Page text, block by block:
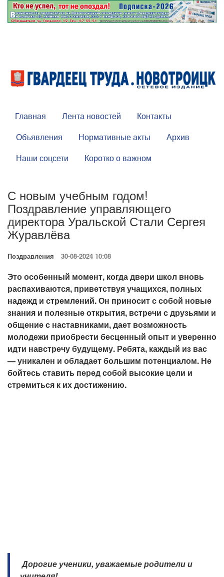
Главная Лента новостей
Контакты
Объявления
Нормативные акты
Архив
Наши соцсети
Коротко о важном
С новым учебным годом!
Поздравление управляющего
директора Уральской Стали Сергея
Журавлёва
Поздравления 30-08-2024 10:08
Это особенный момент, когда двери школ вновь
распахиваются, приветствуя учащихся, полных
надежд и стремлений. Он приносит с собой новые
знания и полезные открытия, встречи с друзьями и
общение с наставниками, дает возможность
молодежи приобрести бесценный опыт и уверенно
идти навстречу будущему. Ребята, каждый из вас
— уникален и обладает большим потенциалом. Не
бойтесь ставить перед собой высокие цели и
стремиться к их достижению.
Дорогие ученики, уважаемые родители и